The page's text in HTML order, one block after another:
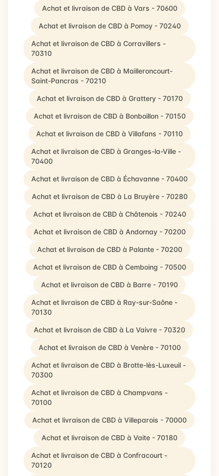
Achat et livraison de CBD à Vars - 70600
Achat et livraison de CBD à Pomoy - 70240
Achat et livraison de CBD à Corravillers -
70310
Achat et livraison de CBD à Mailleroncourt-
Saint-Pancras - 70210
Achat et livraison de CBD à Grattery - 70170
Achat et livraison de CBD à Bonboillon - 70150
Achat et livraison de CBD à Villafans - 70110
Achat et livraison de CBD à Granges-la-Ville -
70400
Achat et livraison de CBD à Échavanne - 70400
Achat et livraison de CBD à La Bruyère - 70280
Achat et livraison de CBD à Châtenois - 70240
Achat et livraison de CBD à Andornay - 70200
Achat et livraison de CBD à Palante - 70200
Achat et livraison de CBD à Cemboing - 70500
Achat et livraison de CBD à Barre - 70190
Achat et livraison de CBD à Ray-sur-Saône -
70130
Achat et livraison de CBD à La Vaivre - 70320
Achat et livraison de CBD à Venère - 70100
Achat et livraison de CBD à Brotte-lès-Luxeuil -
70300
Achat et livraison de CBD à Champvans -
70100
Achat et livraison de CBD à Villeparois - 70000
Achat et livraison de CBD à Vaite - 70180
Achat et livraison de CBD à Confracourt -
70120